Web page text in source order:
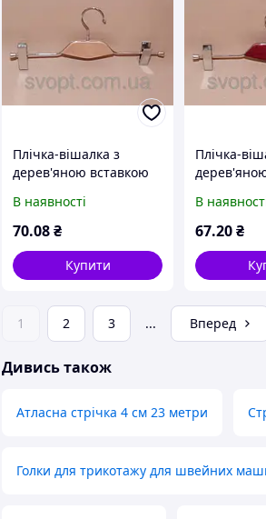
Плічка-вішалка з
дерев'яною вставкою
В наявності
70.08₴
Купити
Плічка-
В
67.20₴
1 2 3 ... Вперед
Дивись також
Атласна стрічка 4 см 23 метри
Голки для трикотажу для швейних